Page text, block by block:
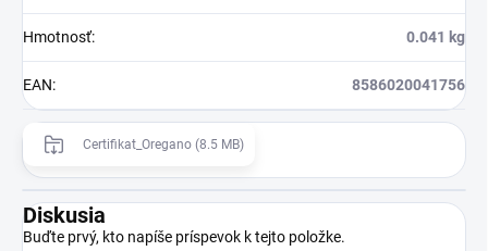
Hmotnosť: 0.041 kg
EAN: 8586020041756
Certifikat_Oregano (8.5 MB)
Diskusia
Buďte prvý, kto napíše príspevok k tejto položke.